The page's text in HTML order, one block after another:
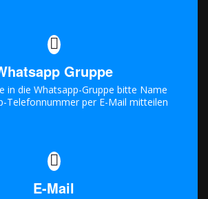
Gruppe
in die Whatsapp-Gruppe bitte Name
Telefonnummer per E-Mail mitteilen
E-Mail